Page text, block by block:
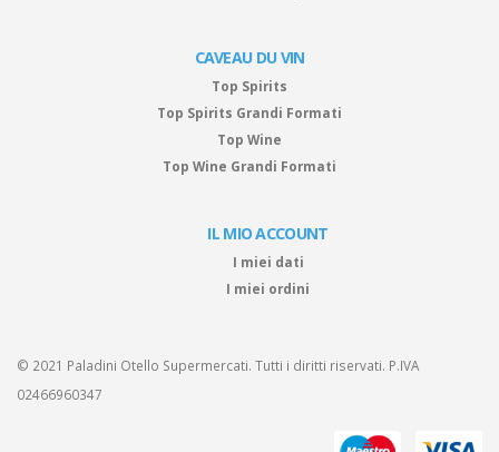
CAVEAU DU VIN
Top Spirits
Top Spirits Grandi Formati
Top Wine
Top Wine Grandi Formati
IL MIO ACCOUNT
I miei dati
I miei ordini
© 2021 Paladini Otello Supermercati. Tutti i diritti riservati. P.IVA
02466960347